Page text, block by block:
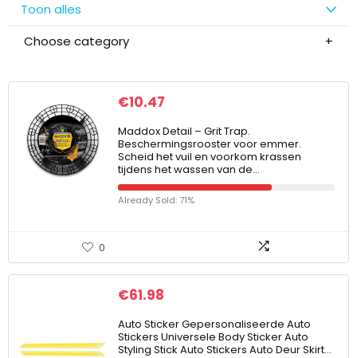
Toon alles
Choose category
€10.47
Maddox Detail – Grit Trap.
Beschermingsrooster voor emmer.
Scheid het vuil en voorkom krassen
tijdens het wassen van de…
Already Sold: 71%
0
€61.98
Auto Sticker Gepersonaliseerde Auto
Stickers Universele Body Sticker Auto
Styling Stick Auto Stickers Auto Deur Skirt…